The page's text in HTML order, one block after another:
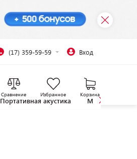
(17) 359-59-59 Вход
Сравнение Избранное Корзина
Портативная акустика